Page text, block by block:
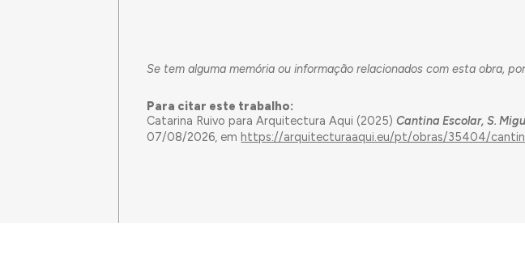
Se tem alguma memória ou informação relacionados com esta obra,
Para citar este trabalho:
Catarina Ruivo para Arquitectura Aqui (2025)Cantina Escolar, S.
07/08/2026, emhttps://arquitecturaaqui.eu/pt/obras/35404/